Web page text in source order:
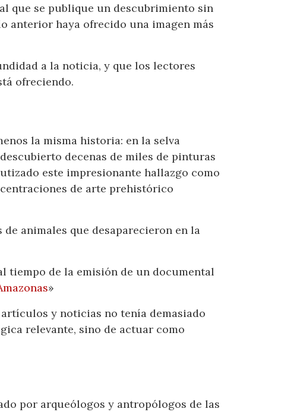
que se publique un descubrimiento sin
anterior haya ofrecido una imagen más
a la noticia, y que los lectores
ofreciendo.
la misma historia: en la selva
decenas de miles de pinturas
este impresionante hallazgo como
de arte prehistórico
animales que desaparecieron en la
tiempo de la emisión de un documental
»
y noticias no tenía demasiado
relevante, sino de actuar como
por arqueólogos y antropólogos de las